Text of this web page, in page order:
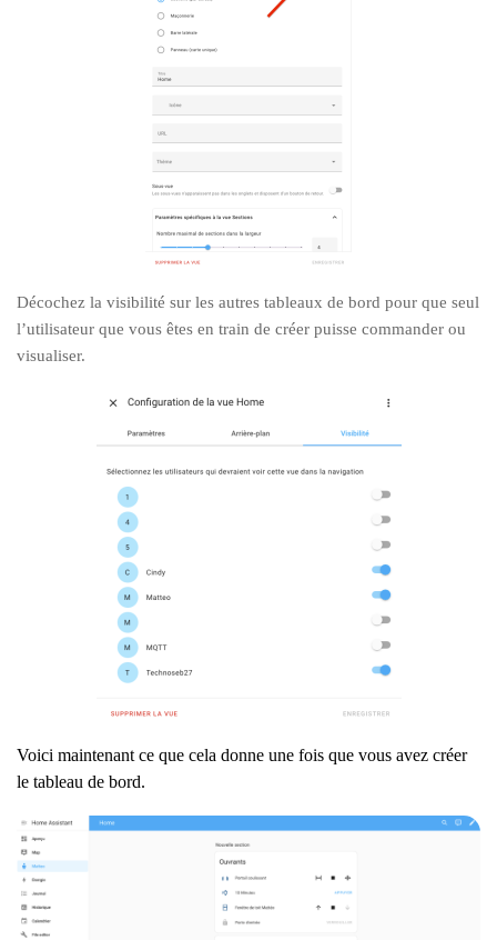
Décochez la visibilité sur les autres tableaux de bord pour que seul
l’utilisateur que vous êtes en train de créer puisse commander ou
visualiser.
Voici maintenant ce que cela donne une fois que vous avez créer
le tableau de bord.